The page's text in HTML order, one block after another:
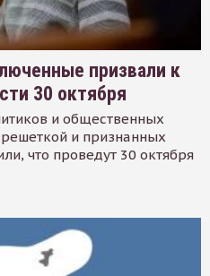
призвали к
30 октября
и общественных
и признанных
что проведут 30 октября